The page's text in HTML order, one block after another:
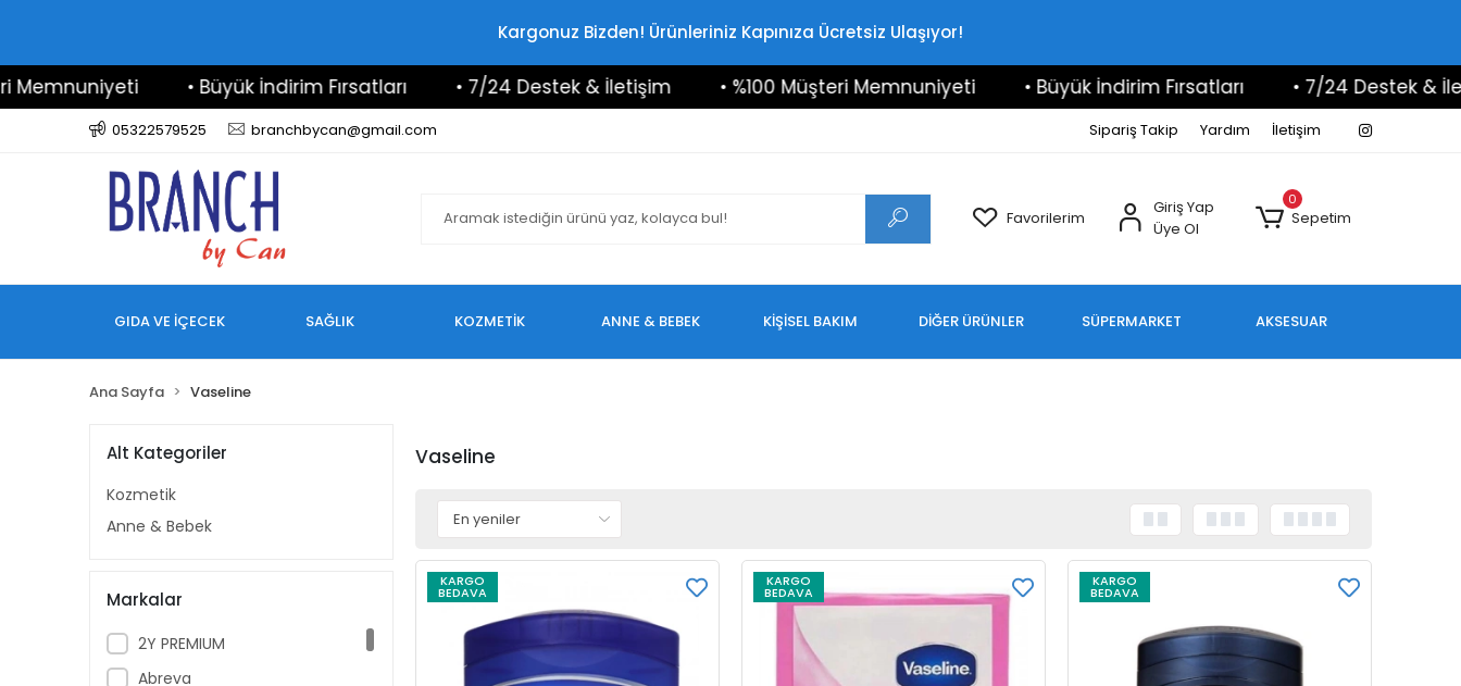
Kargonuz Bizden! Ürünleriniz Kapınıza Ücretsiz Ulaşıyor!
• Büyük İndirim Fırsatları • 7/24 Destek & İletişim • %100 Müşteri Memnuniyeti • Büyük İndirim Fırsatları • 7/24 Destek &
05322579525 branchbycan@gmail.com Sipariş Takip Yardım İletişim
Favorilerim
Giriş Yap
Üye Ol
0
Sepetim
GIDA VE İÇECEK SAĞLIK KOZMETİK ANNE & BEBEK KİŞİSEL BAKIM DİĞER ÜRÜNLER SÜPERMARKET AKSESUAR
Ana Sayfa Vaseline
Alt Kategoriler
Kozmetik
Anne & Bebek
Markalar
2Y PREMIUM
Abreva
Vaseline
KARGO
BEDAVA
KARGO
BEDAVA
KARGO
BEDAVA